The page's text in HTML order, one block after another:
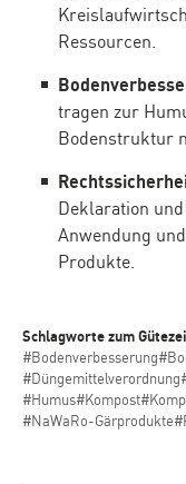
Ressourcen.
tragen zur
Bodenstruktur
Deklaration
Anwendung
Produkte.
Schlagworte zum
#Bodenverbesserung
#Düngemittelverordnung
#Humus#Kompost
#NaWaRo-Gärprodukte